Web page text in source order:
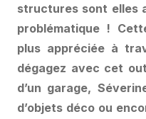
structures sont elles
problématique !
plus appréciée à
dégagez avec cet
d’un garage,
d’objets déco ou